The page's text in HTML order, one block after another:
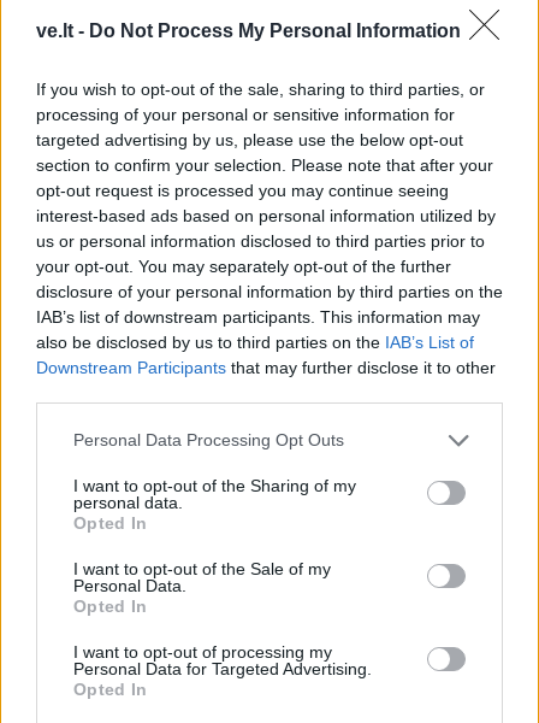
ve.lt - Do Not Process My Personal Information
If you wish to opt-out of the sale, sharing to third parties, or
processing of your personal or sensitive information for
targeted advertising by us, please use the below opt-out
section to confirm your selection. Please note that after your
opt-out request is processed you may continue seeing
interest-based ads based on personal information utilized by
us or personal information disclosed to third parties prior to
your opt-out. You may separately opt-out of the further
disclosure of your personal information by third parties on the
IAB’s list of downstream participants. This information may
also be disclosed by us to third parties on the IAB’s List of
Downstream Participants that may further disclose it to other
Personal Data Processing Opt Outs
I want to opt-out of the Sharing of my
personal data.
Opted In
I want to opt-out of the Sale of my
Personal Data.
Opted In
I want to opt-out of processing my
Personal Data for Targeted Advertising.
Opted In
Sutinku sutaisyklėmis
This site is protected by
reCAPTCHA and the Google
Privacy Policyand Terms of
Serviceapply.